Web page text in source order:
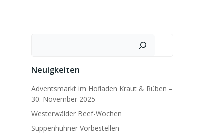
Neuigkeiten
Adventsmarkt im Hofladen Kraut & Rüben –
30. November 2025
Westerwälder Beef-Wochen
Suppenhühner Vorbestellen